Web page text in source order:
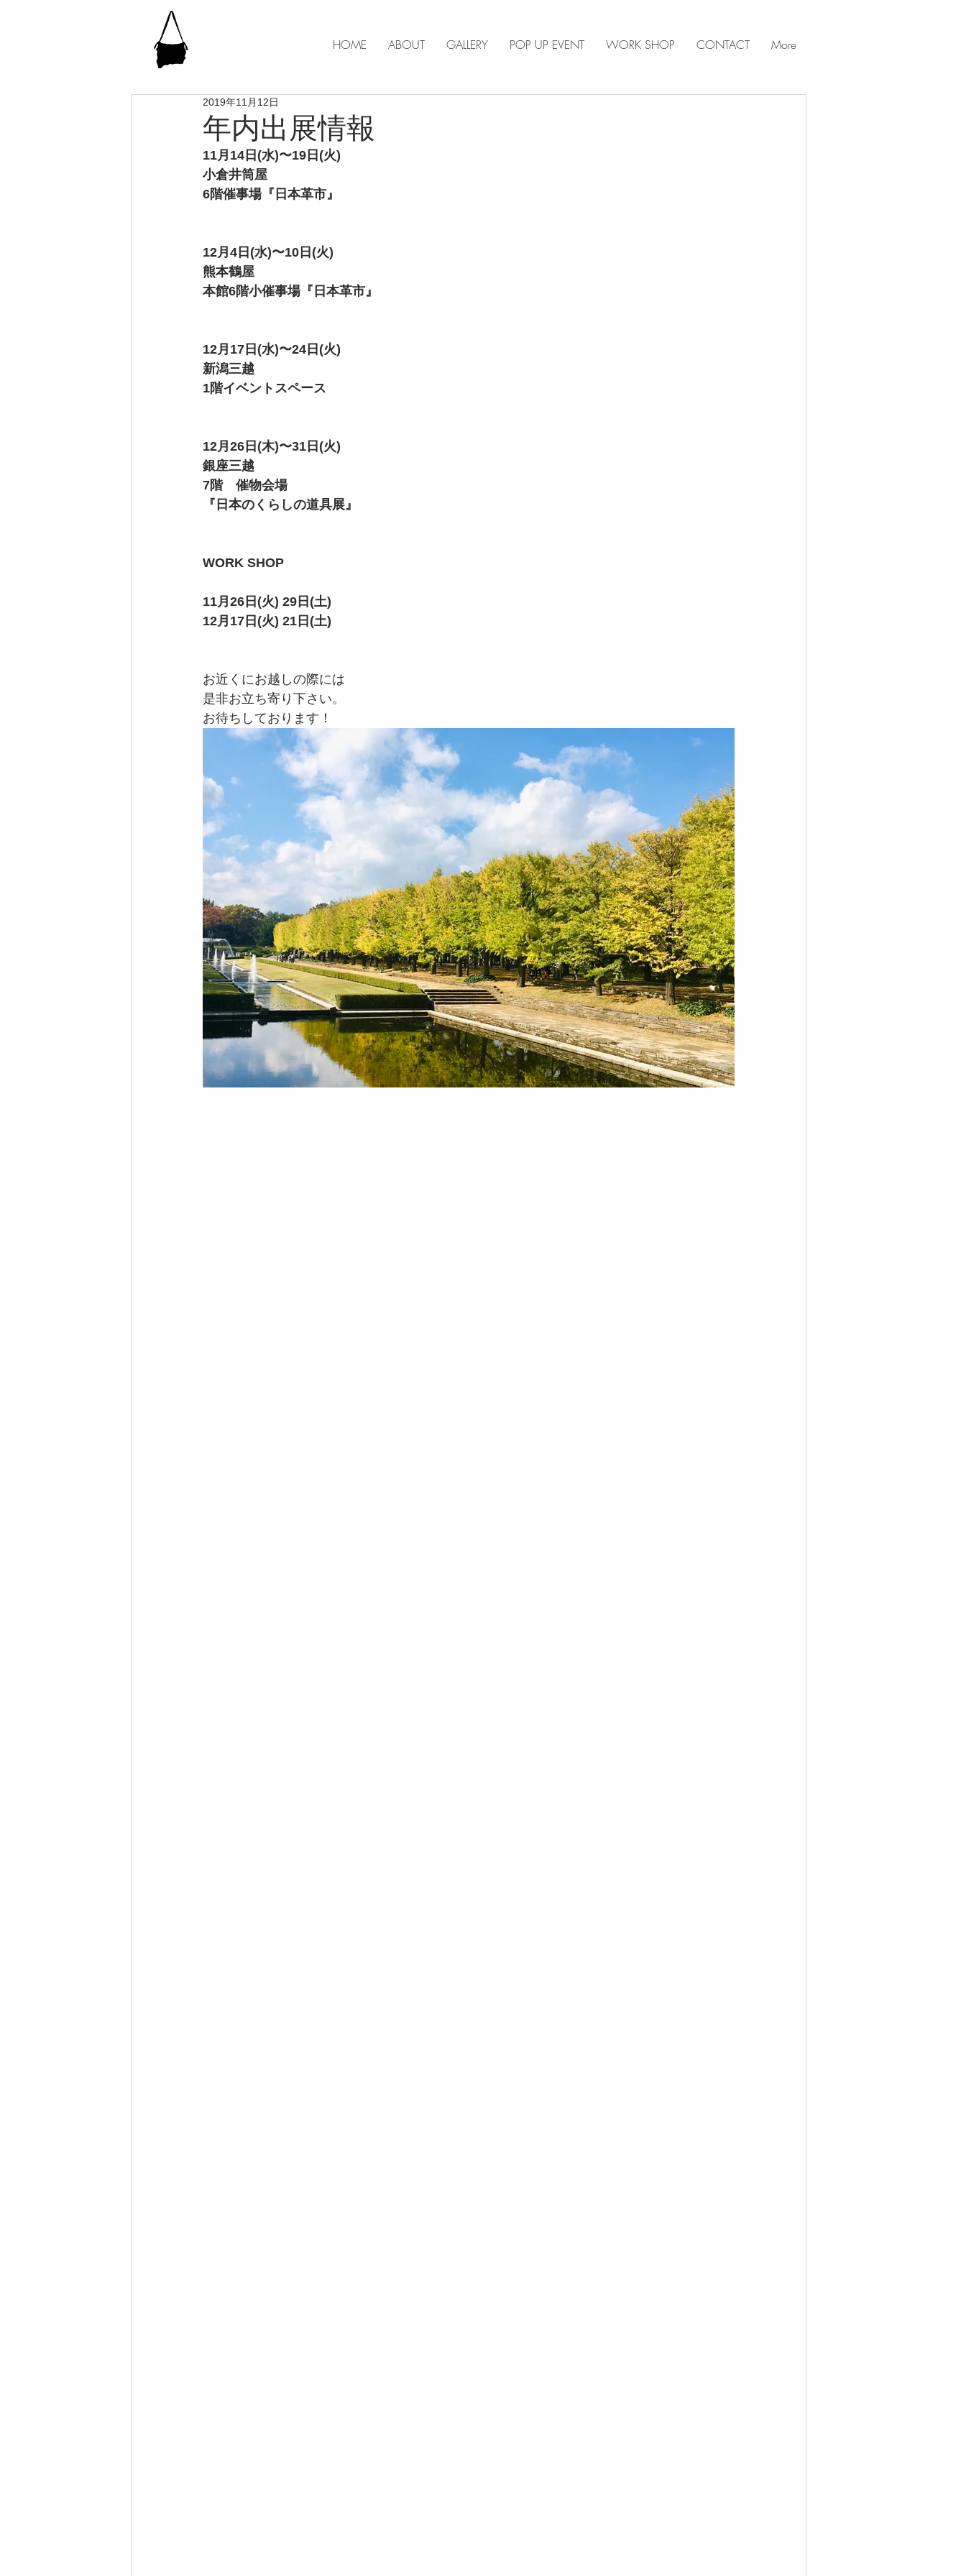
HOME ABOUT GALLERY POP UP EVENT WORK SHOP CONTACT More
年内出展情報
2019年11月12日
11月14日(水)〜19日(火)
小倉井筒屋
6階催事場『日本革市』
12月4日(水)〜10日(火)
熊本鶴屋
本館6階小催事場『日本革市』
12月17日(水)〜24日(火)
新潟三越
1階イベントスペース
12月26日(木)〜31日(火)
銀座三越
7階　催物会場
『日本のくらしの道具展』
WORK SHOP
11月26日(火) 29日(土)
12月17日(火) 21日(土)
お近くにお越しの際には
是非お立ち寄り下さい。
お待ちしております！